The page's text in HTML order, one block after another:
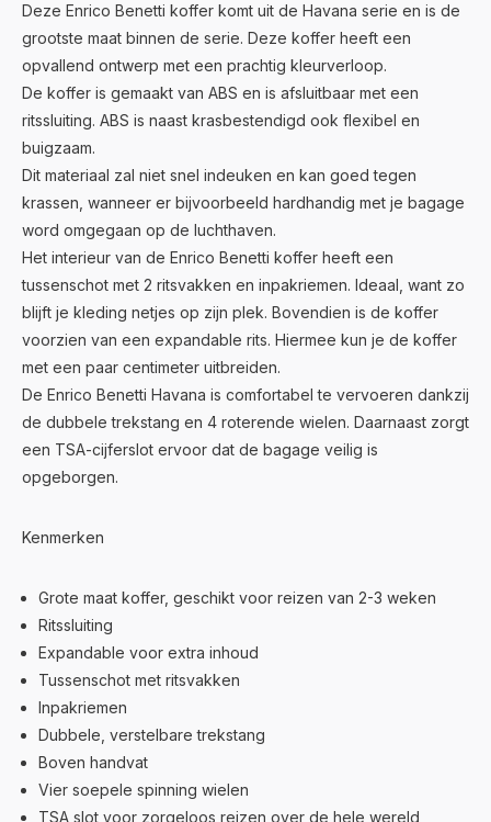
Deze Enrico Benetti koffer komt uit de Havana serie en is de
grootste maat binnen de serie. Deze koffer heeft een
opvallend ontwerp met een prachtig kleurverloop.
De koffer is gemaakt van ABS en is afsluitbaar met een
ritssluiting. ABS is naast krasbestendigd ook flexibel en
buigzaam.
Dit materiaal zal niet snel indeuken en kan goed tegen
krassen, wanneer er bijvoorbeeld hardhandig met je bagage
word omgegaan op de luchthaven.
Het interieur van de Enrico Benetti koffer heeft een
tussenschot met 2 ritsvakken en inpakriemen. Ideaal, want zo
blijft je kleding netjes op zijn plek. Bovendien is de koffer
voorzien van een expandable rits. Hiermee kun je de koffer
met een paar centimeter uitbreiden.
De Enrico Benetti Havana is comfortabel te vervoeren dankzij
de dubbele trekstang en 4 roterende wielen. Daarnaast zorgt
een TSA-cijferslot ervoor dat de bagage veilig is
opgeborgen.
Kenmerken
Grote maat koffer, geschikt voor reizen van 2-3 weken
Ritssluiting
Expandable voor extra inhoud
Tussenschot met ritsvakken
Inpakriemen
Dubbele, verstelbare trekstang
Boven handvat
Vier soepele spinning wielen
TSA slot voor zorgeloos reizen over de hele wereld